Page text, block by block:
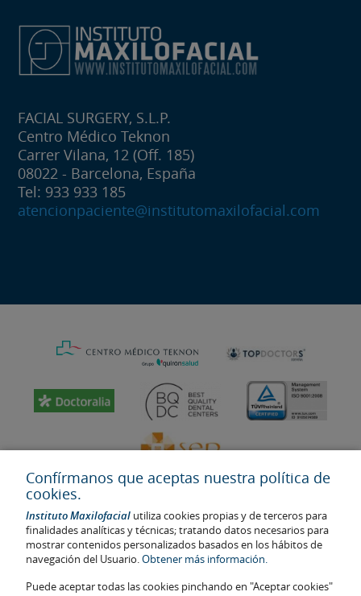
FACIAL SURGERY, S.L.P.
Centro Médico Teknon
Carrer Vilana, 12 (Off. 185)
08022 - Barcelona, España
Tel: 933 933 185
atencionpaciente@institutomaxilofacial.com
Última actualización: 2023
No. de autorización de centro sanitario: E08646940
Confírmanos que aceptas nuestra política de
cookies.
Instituto Maxilofacial utiliza cookies propias y de terceros para
finalidades analíticas y técnicas; tratando datos necesarios para
mostrar contenidos personalizados basados en los hábitos de
navegación del Usuario.Obtener más información.
Puede aceptar todas las cookies pinchando en "Aceptar cookies"